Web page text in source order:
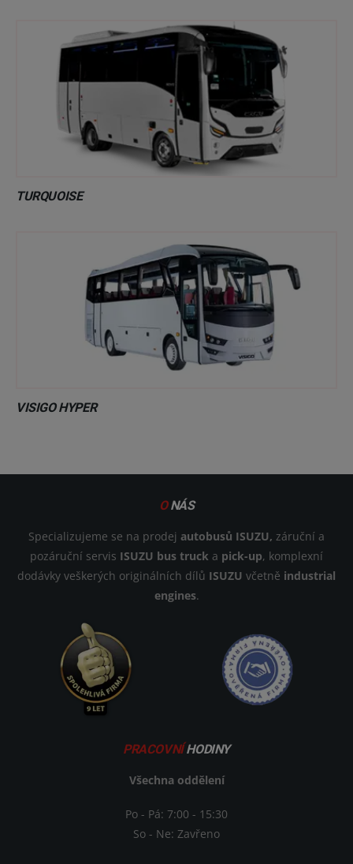
TURQUOISE
VISIGO HYPER
ONÁS
Specializujeme se na prodej autobusů ISUZU, záruční a
pozáruční servis ISUZU bus truck a pick-up, komplexní
dodávky veškerých originálních dílů ISUZU včetně industrial
engines.
PRACOVNÍHODINY
Všechna oddělení
Po - Pá: 7:00 - 15:30
So - Ne: Zavřeno